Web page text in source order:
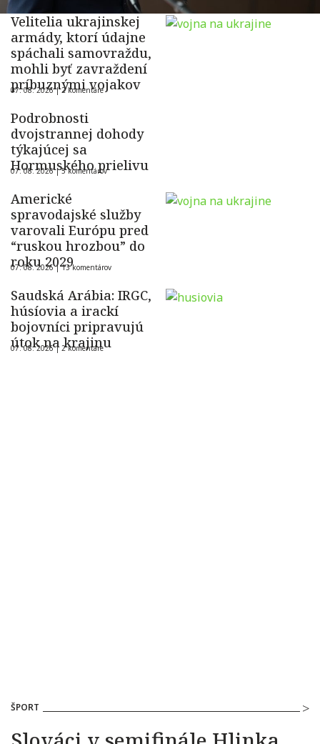
Velitelia ukrajinskej
armády, ktorí údajne
spáchali samovraždu,
mohli byť zavraždení
príbuznými vojakov
07. 08. 2026 |2 komentáre
Podrobnosti
dvojstrannej dohody
týkajúcej sa
Hormuského prielivu
07. 08. 2026 |5 komentárov
Americké
spravodajské služby
varovali Európu pred
“ruskou hrozbou” do
roku 2029
07. 08. 2026 |13 komentárov
Saudská Arábia: IRGC,
húsíovia a irackí
bojovníci pripravujú
útok na krajinu
07. 08. 2026 |2 komentáre
ŠPORT